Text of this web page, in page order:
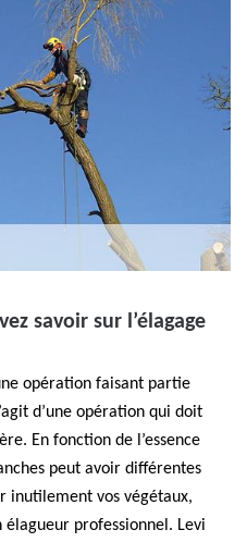
savoir sur l’élagage
opération faisant partie
d’une opération qui doit
En fonction de l’essence
peut avoir différentes
inutilement vos végétaux,
professionnel. Levi